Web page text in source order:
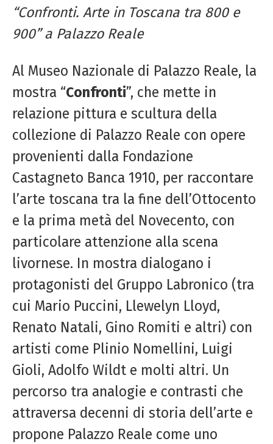
“Confronti. Arte in Toscana tra 800 e
900” a Palazzo Reale
Al Museo Nazionale di Palazzo Reale, la
mostra “Confronti”, che mette in
relazione pittura e scultura della
collezione di Palazzo Reale con opere
provenienti dalla Fondazione
Castagneto Banca 1910, per raccontare
l’arte toscana tra la fine dell’Ottocento
e la prima metà del Novecento, con
particolare attenzione alla scena
livornese. In mostra dialogano i
protagonisti del Gruppo Labronico (tra
cui Mario Puccini, Llewelyn Lloyd,
Renato Natali, Gino Romiti e altri) con
artisti come Plinio Nomellini, Luigi
Gioli, Adolfo Wildt e molti altri. Un
percorso tra analogie e contrasti che
attraversa decenni di storia dell’arte e
propone Palazzo Reale come uno